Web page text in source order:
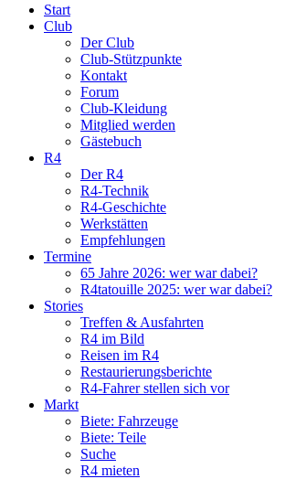
Start
Club
Der Club
Club-Stützpunkte
Kontakt
Forum
Club-Kleidung
Mitglied werden
Gästebuch
R4
Der R4
R4-Technik
R4-Geschichte
Werkstätten
Empfehlungen
Termine
65 Jahre 2026: wer war dabei?
R4tatouille 2025: wer war dabei?
Stories
Treffen & Ausfahrten
R4 im Bild
Reisen im R4
Restaurierungsberichte
R4-Fahrer stellen sich vor
Markt
Biete: Fahrzeuge
Biete: Teile
Suche
R4 mieten